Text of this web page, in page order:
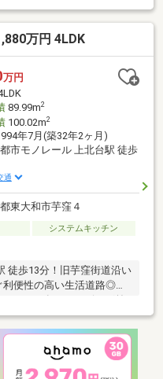
学校まで徒歩3分♪東大和
goodです♪◆閑静な住宅
パー、ドラッグストア、コ
人気の都市ガス♪物価高の
幅員5.0ｍあり、日当たり
すめのリフォーム会社等ご
万円 4LDK
万円
89.99m2
100.02m2
年7月(築32年2ヶ月)
市モノレール 上北台駅 徒歩
通
東大和市芋窪４
システムキッチン
徒歩13分！旧芋窪街道沿い
便性の高い生活道路◎陽
確保されています♪◎”各居
ニー出入り可能！”リビン
きる和室6帖◎”自分好みに
す！”間取りや内装をライ
可能です◎ご予算やご希望